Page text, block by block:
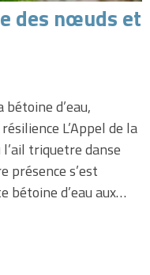
des nœuds et
d’eau,
L’Appel de la
triquetre danse
présence s’est
bétoine d’eau aux…